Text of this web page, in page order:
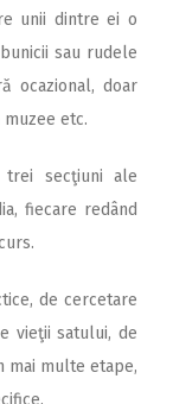
unii dintre ei o
sau rudele
ocazional, doar
etc.
secţiuni ale
fiecare redând
de cercetare
vieţii satului, de
mai multe etape,